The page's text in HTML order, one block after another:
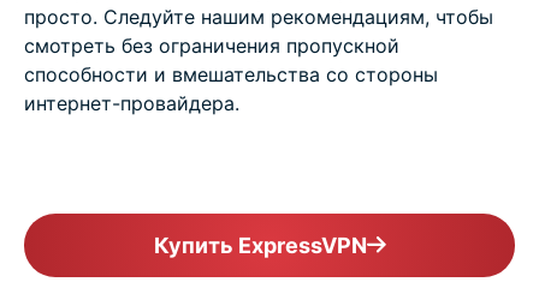
просто. Следуйте нашим рекомендациям, чтобы
смотреть без ограничения пропускной
способности и вмешательства со стороны
интернет-провайдера.
Купить ExpressVPN